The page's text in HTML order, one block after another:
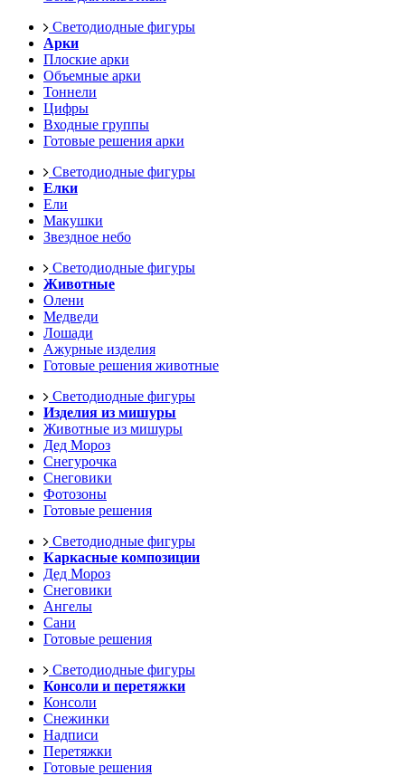
Светодиодные фигуры
Арки
Плоские арки
Объемные арки
Тоннели
Цифры
Входные группы
Готовые решения арки
Светодиодные фигуры
Елки
Ели
Макушки
Звездное небо
Светодиодные фигуры
Животные
Олени
Медведи
Лошади
Ажурные изделия
Готовые решения животные
Светодиодные фигуры
Изделия из мишуры
Животные из мишуры
Дед Мороз
Снегурочка
Снеговики
Фотозоны
Готовые решения
Светодиодные фигуры
Каркасные композиции
Дед Мороз
Снеговики
Ангелы
Сани
Готовые решения
Светодиодные фигуры
Консоли и перетяжки
Консоли
Снежинки
Надписи
Перетяжки
Готовые решения